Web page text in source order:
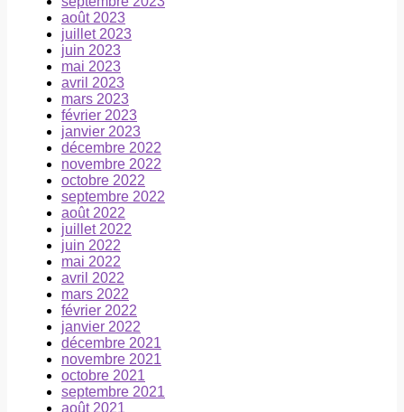
août 2023
juillet 2023
juin 2023
mai 2023
avril 2023
mars 2023
février 2023
janvier 2023
décembre 2022
novembre 2022
octobre 2022
septembre 2022
août 2022
juillet 2022
juin 2022
mai 2022
avril 2022
mars 2022
février 2022
janvier 2022
décembre 2021
novembre 2021
octobre 2021
septembre 2021
août 2021